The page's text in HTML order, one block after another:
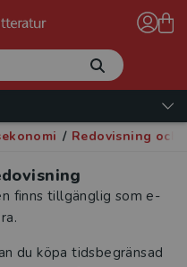
/ Redovisning och
finns tillgänglig som e-
du köpa tidsbegränsad